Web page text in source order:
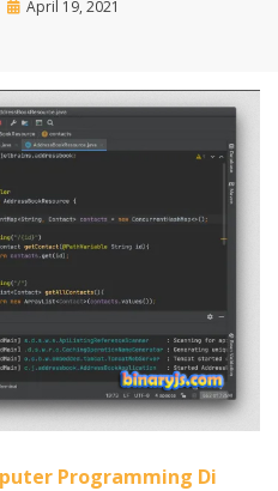
Posted
April 19, 2021
Programming Di